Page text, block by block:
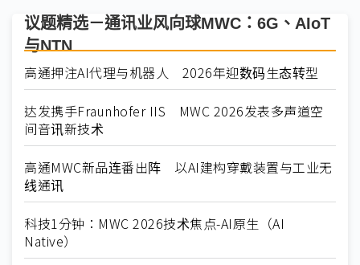
议题精选－通讯业风向球MWC：6G、AIoT
与NTN
高通押注AI代理与机器人 2026年迎数码生态转型
达发携手Fraunhofer IIS MWC 2026发表多声道空
间音讯新技术
高通MWC新品连番出阵 以AI建构穿戴装置与工业无
线通讯
科技1分钟：MWC 2026技术焦点-AI原生（AI
Native）